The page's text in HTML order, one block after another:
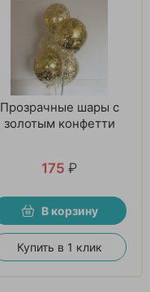
Прозрачные шары с
золотым конфетти
175 ₽
В корзину
Купить в 1 клик